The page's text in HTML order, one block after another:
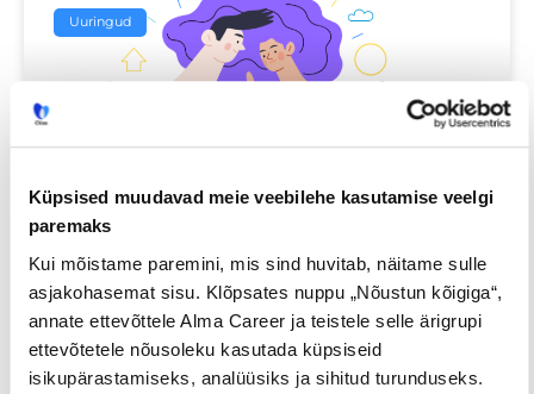
Küpsised muudavad meie veebilehe kasutamise veelgi
paremaks
Kui mõistame paremini, mis sind huvitab, näitame sulle
asjakohasemat sisu. Klõpsates nuppu „Nõustun kõigiga“,
annate ettevõttele Alma Career ja teistele selle ärigrupi
ettevõtetele nõusoleku kasutada küpsiseid
isikupärastamiseks, analüüsiks ja sihitud turunduseks.
Uuringud
Iga neljas eestlane on käinud
tööintervjuul ilma tegeliku
vahetuskavatsuseta